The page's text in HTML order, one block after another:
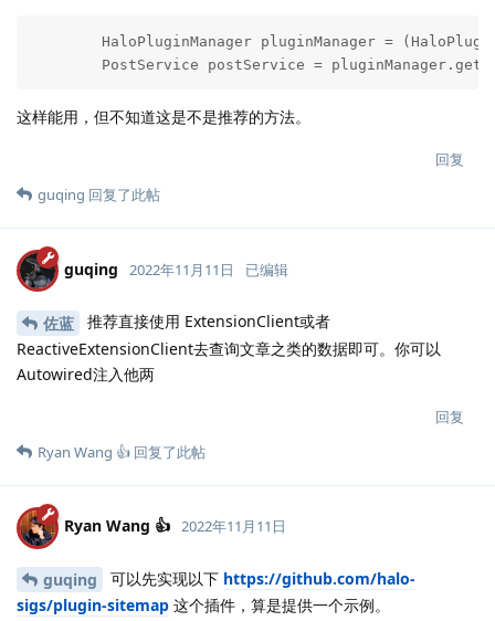
HaloPluginManager pluginManager =
PostService postService =
这样能用，但不知道这是不是推荐的方法。
回复
guqing 回复了此帖
guqing 2022年11月11日 已编辑
佐蓝
推荐直接使用 ExtensionClient或者
ReactiveExtensionClient去查询文章之类的数据即可。你可以
Autowired注入他两
回复
Ryan Wang 👍 回复了此帖
Ryan Wang 👍 2022年11月11日
guqing 可以先实现以下 https://github.com/halo-
sigs/plugin-sitemap 这个插件，算是提供一个示例。